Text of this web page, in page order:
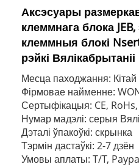
Аксэсуары
клеммнага блока
клеммныя блокі
рэйкі Вялікабрытаніі
Месца паходжання: Кітай
Фірмовае найменне:
Сертыфікацыя: CE, RoHs,
Нумар мадэлі: серыя
Дэталі ўпакоўкі: скрынка
Тэрмін дастаўкі: 2-7 дзён
Умовы аплаты: T/T,